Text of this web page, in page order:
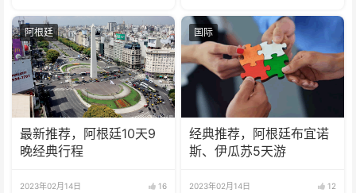
阿根廷
最新推荐，阿根廷10天9
晚经典行程
2023年02月14日 16
国际
经典推荐，阿根廷布宜诺
斯、伊瓜苏5天游
2023年02月14日 12